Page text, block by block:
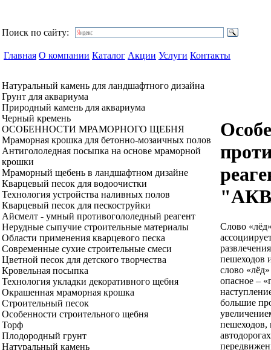
Поиск по сайту:
Главная О компании Каталог Акции Услуги Контакты
Натуральный камень для ландшафтного дизайна
Грунт для аквариума
Природный камень для аквариума
Черный кремень
ОСОБЕННОСТИ МРАМОРНОГО ЩЕБНЯ
Мраморная крошка для бетонно-мозаичных полов
Антигололедная посыпка на основе мраморной
крошки
Мраморный щебень в ландшафтном дизайне
Кварцевый песок для водоочистки
Технология устройства наливных полов
Кварцевый песок для пескоструйки
Айсмелт - умный противогололедный реагент
Нерудные сыпучие строительные материалы
Области применения кварцевого песка
Современные сухие строительные смеси
Цветной песок для детского творчества
Кровельная посыпка
Технология укладки декоративного щебня
Окрашенная мраморная крошка
Строительный песок
Особенности строительного щебня
Торф
Плодородный грунт
Натуральный камень
Слово
пешеходов
слово
опасное –
большие
пешеходов,